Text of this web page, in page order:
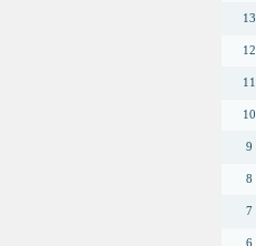
13
12
11
10
9
8
7
6